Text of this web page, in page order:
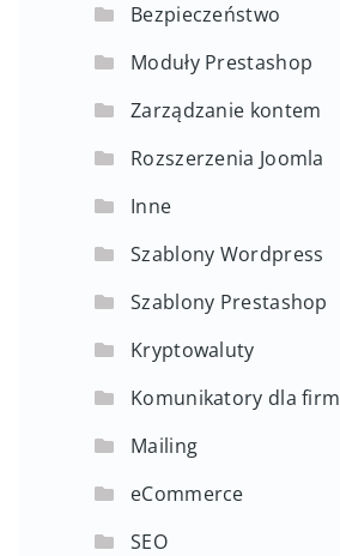
Bezpieczeństwo
Moduły Prestashop
Zarządzanie kontem
Rozszerzenia Joomla
Inne
Szablony Wordpress
Szablony Prestashop
Kryptowaluty
Komunikatory dla firm
Mailing
eCommerce
SEO